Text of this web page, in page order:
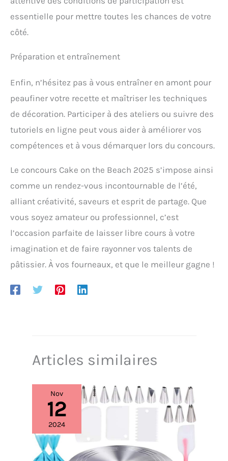
essentielle pour mettre toutes les chances de votre
côté.
Préparation et entraînement
Enfin, n’hésitez pas à vous entraîner en amont pour
peaufiner votre recette et maîtriser les techniques
de décoration. Participer à des ateliers ou suivre des
tutoriels en ligne peut vous aider à améliorer vos
compétences et à vous démarquer lors du concours.
Le concours Cake on the Beach 2025 s’impose ainsi
comme un rendez-vous incontournable de l’été,
alliant créativité, saveurs et esprit de partage. Que
vous soyez amateur ou professionnel, c’est
l’occasion parfaite de laisser libre cours à votre
imagination et de faire rayonner vos talents de
pâtissier. À vos fourneaux, et que le meilleur gagne !
Articles similaires
Nov
12
2024